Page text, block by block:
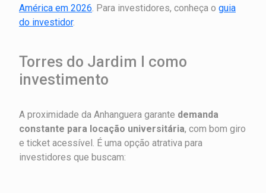
América em 2026. Para investidores, conheça o guia
do investidor.
Torres do Jardim I como
investimento
A proximidade da Anhanguera garante demanda
constante para locação universitária, com bom giro
e ticket acessível. É uma opção atrativa para
investidores que buscam: